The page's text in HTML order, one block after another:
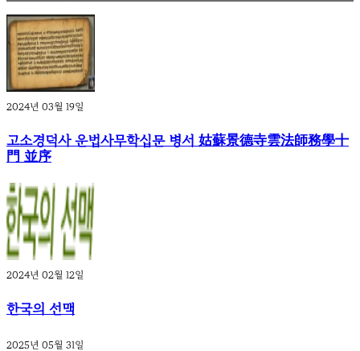
2024년 03월 19일
고소경덕사 운법사무학십문 병서 姑蘇景德寺雲法師務學十
門 並序
2024년 02월 12일
한국의 선맥
2025년 05월 31일